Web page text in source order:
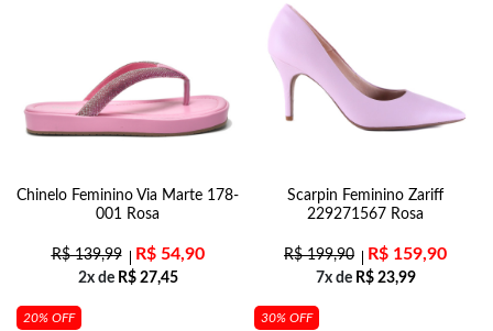
Chinelo Feminino Via Marte 178-
001 Rosa
R$139,99 R$54,90
2x de R$27,45
Scarpin Feminino Zariff
229271567 Rosa
R$199,90 R$ 159,90
7x de R$23,99
20% OFF 30% OFF